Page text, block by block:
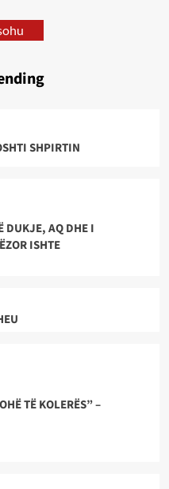
SHPIRTIN
DUKJE, AQ DHE I
ISHTE
TË KOLERËS” –